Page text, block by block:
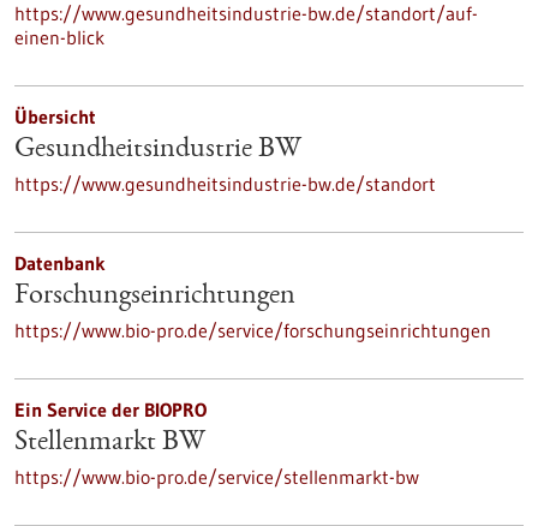
https://www.gesundheitsindustrie-bw.de/standort/auf-
einen-blick
Übersicht
Gesundheitsindustrie BW
https://www.gesundheitsindustrie-bw.de/standort
Datenbank
Forschungseinrichtungen
https://www.bio-pro.de/service/forschungseinrichtungen
Ein Service der BIOPRO
Stellenmarkt BW
https://www.bio-pro.de/service/stellenmarkt-bw